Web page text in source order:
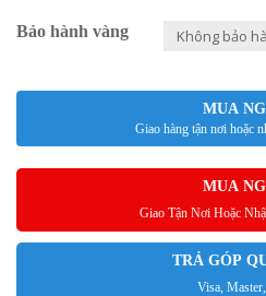
Bảo hành vàng
MUA
Giao hàng tận nơi hoặc
MUA
Giao Tận Nơi Hoặc
TRẢ GÓP
Visa,